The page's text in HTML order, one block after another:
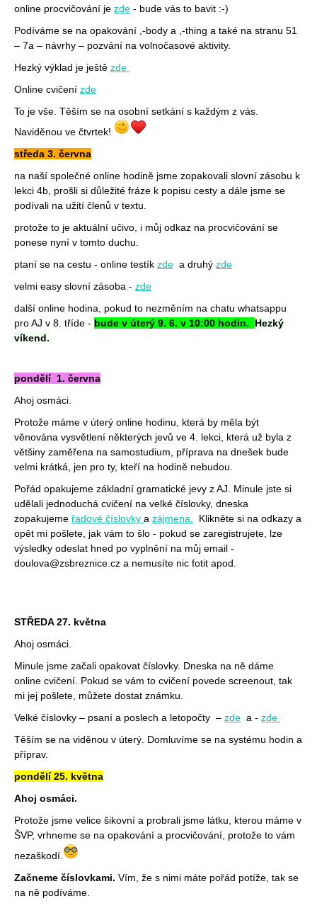
online procvičování je zde - bude vás to bavit :-)
Podíváme se na opakování ,-body a ,-thing a také na stranu 51
– 7a – návrhy – pozvání na volnočasové aktivity.
Hezký výklad je ještě zde
Online cvičení zde
To je vše. Těším se na osobní setkání s každým z vás.
Naviděnou ve čtvrtek!
středa 3. června
na naší společné online hodině jsme zopakovali slovní zásobu k
lekci 4b, prošli si důležité fráze k popisu cesty a dále jsme se
podívali na užití členů v textu.
protože to je aktuální učivo, i můj odkaz na procvičování se
ponese nyní v tomto duchu.
ptaní se na cestu - online testík zde a druhý zde
velmi easy slovní zásoba - zde
další online hodina, pokud to nezměním na chatu whatsappu
pro AJ v 8. tříde - bude v úterý 9. 6. v 10:00 hodin. Hezký
víkend.
pondělí 1. června
Ahoj osmáci.
Protože máme v úterý online hodinu, která by měla být
věnována vysvětlení některých jevů ve 4. lekci, která už byla z
většiny zaměřena na samostudium, příprava na dnešek bude
velmi krátká, jen pro ty, kteří na hodině nebudou.
Pořád opakujeme základní gramatické jevy z AJ. Minule jste si
udělali jednoduchá cvičení na velké číslovky, dneska
zopakujeme řadové číslovky a zájmena.
Klikněte si na odkazy a
opět mi pošlete, jak vám to šlo - pokud se zaregistrujete, lze
výsledky odeslat hned po vyplnění na můj email -
doulova@zsbreznice.cz a nemusíte nic fotit apod.
STŘEDA 27. května
Ahoj osmáci.
Minule jsme začali opakovat číslovky. Dneska na ně dáme
online cvičení. Pokud se vám to cvičení povede screenout, tak
mi jej pošlete, můžete dostat známku.
Velké číslovky – psaní a poslech a letopočty – zde a - zde
Těším se na viděnou v úterý. Domluvíme se na systému hodin a
příprav.
pondělí 25. května
Ahoj osmáci.
Protože jsme velice šikovní a probrali jsme látku, kterou máme v
ŠVP, vrhneme se na opakování a procvičování, protože to vám
nezaškodí.
Začneme číslovkami. Vím, že s nimi máte pořád potíže, tak se
na ně podíváme.